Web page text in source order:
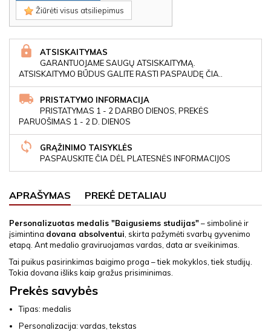
Žiūrėti visus atsiliepimus
ATSISKAITYMAS
GARANTUOJAME SAUGŲ ATSISKAITYMĄ.
ATSISKAITYMO BŪDUS GALITE RASTI PASPAUDĘ ČIA..
PRISTATYMO INFORMACIJA
PRISTATYMAS 1 - 2 DARBO DIENOS, PREKĖS
PARUOŠIMAS 1 - 2 D. DIENOS
GRĄŽINIMO TAISYKLĖS
PASPAUSKITE ČIA DĖL PLATESNĖS INFORMACIJOS
APRAŠYMAS PREKĖ DETALIAU
Personalizuotas medalis "Baigusiems studijas"– simbolinė ir
įsimintina dovana absolventui, skirta pažymėti svarbų gyvenimo
etapą. Ant medalio graviruojamas vardas, data ar sveikinimas.
Tai puikus pasirinkimas baigimo proga – tiek mokyklos, tiek studijų.
Tokia dovana išliks kaip gražus prisiminimas.
Prekės savybės
Tipas: medalis
Personalizacija: vardas, tekstas